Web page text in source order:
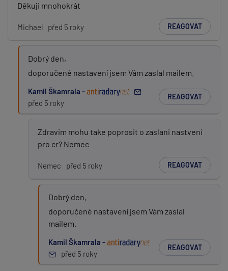
Děkuji mnohokrát
Michael před 5 roky REAGOVAT
Dobrý den,
doporučené nastavení jsem Vám zaslal mailem.
Kamil Škamrala -
před 5 roky
REAGOVAT
Zdravim mohu take poprosit o zaslani nastveni
pro cr? Nemec
Nemec před 5 roky REAGOVAT
Dobrý den,
doporučené nastavení jsem Vám zaslal
mailem.
Kamil Škamrala -
před 5 roky
REAGOVAT